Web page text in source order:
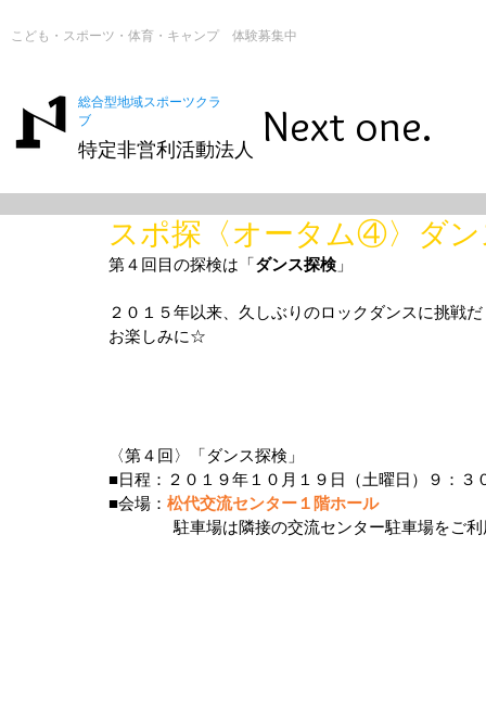
こども・スポーツ・体育・キャンプ 体験募集中
総合型地域スポーツクラ
ブ
特定非営利活動法人 Next one.
スポ探〈オータム④〉ダン
第４回目の探検は「ダンス探検 」
２０１５年以来、久しぶりのロックダンスに挑戦だ
お楽しみに☆
〈第４回〉「ダンス探検」
■日程：２０１９年１０月１９日（土曜日）９：３
■会場： 松代交流センター１階ホール
駐車場は隣接の交流センター駐車場をご利用